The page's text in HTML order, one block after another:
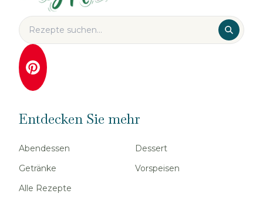
Entdecken Sie mehr
Abendessen
Dessert
Getränke
Vorspeisen
Alle Rezepte